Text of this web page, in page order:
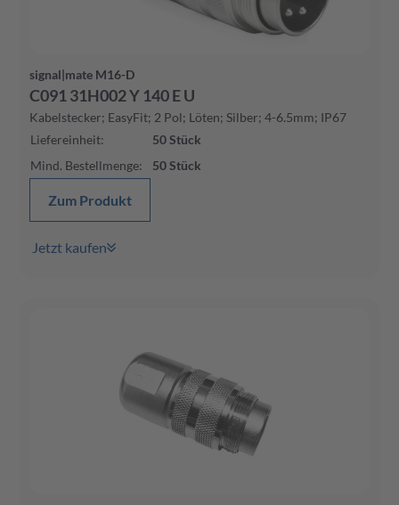
signal|mate M16-D
C091 31H002 Y 140 E U
Kabelstecker; EasyFit; 2 Pol; Löten; Silber; 4-6.5mm; IP67
Liefereinheit: 50Stück
Mind. Bestellmenge: 50Stück
Zum Produkt
Jetzt kaufen